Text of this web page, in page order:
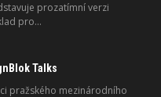
prozatímní verzi
pro…
Talks
pražského mezinárodního